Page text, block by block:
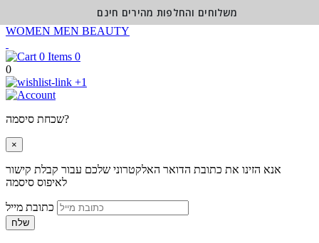
WOMEN MEN BEAUTY
0
0
+1
שכחת סיסמה?
×
אנא הזינו את כתובת הדואר האלקטרוני שלכם עבור קבלת קישור
לאיפוס סיסמה
שלח
משלוחים והחלפות מהירים חינם